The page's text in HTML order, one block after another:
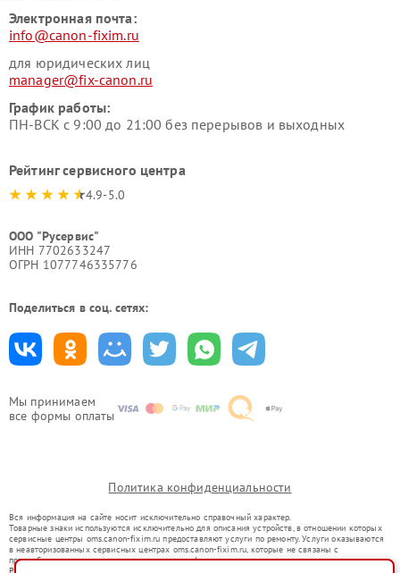
Мы принимаем
все формы оплаты
Электронная почта:
info@canon-fixim.ru
для юридических лиц
manager@fix-canon.ru
График работы:
ПН-ВСК с 9:00 до 21:00 без перерывов и выходных
Рейтинг сервисного центра
4.9-5.0
ООО "Русервис"
ИНН 7702633247
ОГРН 1077746335776
Поделиться в соц. сетях:
Политика конфиденциальности
Вся информация на сайте носит исключительно справочный характер.
Товарные знаки используются исключительно для описания устройств, в отношении которых
сервисные центры oms.canon-fixim.ru предоставляют услуги по ремонту. Услуги оказываются
в неавторизованных сервисных центрах oms.canon-fixim.ru, которые не связаны с
правообладателями товарных знаков или их официальными представителями.
Ремонт осуществляется для устройств, уже введенных в гражданский оборот в соответствии